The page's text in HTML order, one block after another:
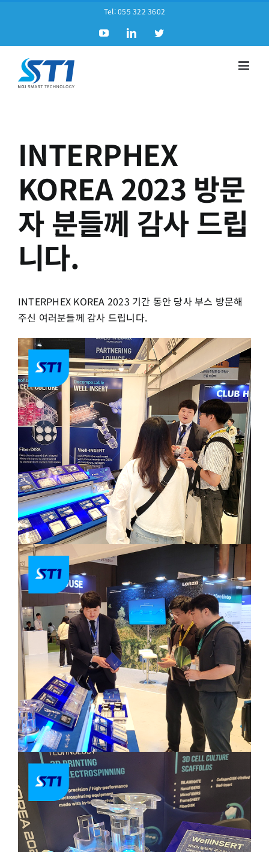
Tel:055 322 3602
INTERPHEX
KOREA 2023 방문
자 분들께 감사 드립
니다.
INTERPHEX KOREA 2023 기간 동안 당사 부스 방문해
주신 여러분들께 감사 드립니다.